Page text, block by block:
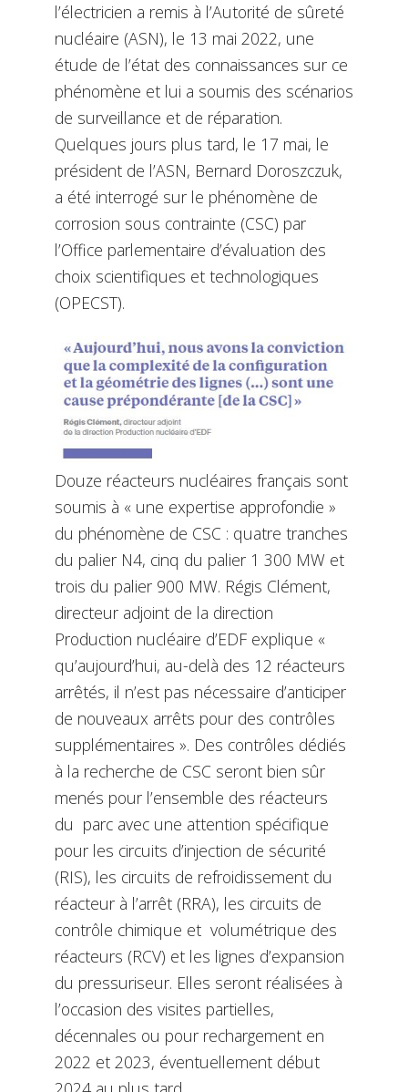
l’électricien a remis à l’Autorité de sûreté
nucléaire (ASN), le 13 mai 2022, une
étude de l’état des connaissances sur ce
phénomène et lui a soumis des scénarios
de surveillance et de réparation.
Quelques jours plus tard, le 17 mai, le
président de l’ASN, Bernard Doroszczuk,
a été interrogé sur le phénomène de
corrosion sous contrainte (CSC) par
l’Office parlementaire d’évaluation des
choix scientifiques et technologiques
(OPECST).
Douze réacteurs nucléaires français sont
soumis à « une expertise approfondie »
du phénomène de CSC : quatre tranches
du palier N4, cinq du palier 1 300 MW et
trois du palier 900 MW. Régis Clément,
directeur adjoint de la direction
Production nucléaire d’EDF explique «
qu’aujourd’hui, au-delà des 12 réacteurs
arrêtés, il n’est pas nécessaire d’anticiper
de nouveaux arrêts pour des contrôles
supplémentaires ». Des contrôles dédiés
à la recherche de CSC seront bien sûr
menés pour l’ensemble des réacteurs
du parc avec une attention spécifique
pour les circuits d’injection de sécurité
(RIS), les circuits de refroidissement du
réacteur à l’arrêt (RRA), les circuits de
contrôle chimique et volumétrique des
réacteurs (RCV) et les lignes d’expansion
du pressuriseur. Elles seront réalisées à
l’occasion des visites partielles,
décennales ou pour rechargement en
2022 et 2023, éventuellement début